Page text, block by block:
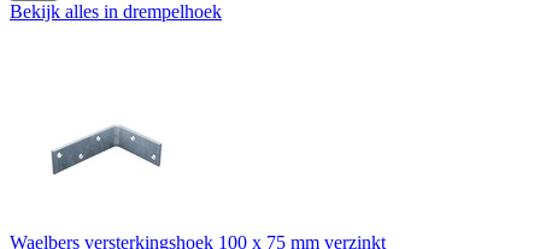
Bekijk alles in drempelhoek
Waelbers versterkingshoek 100 x 75 mm verzinkt